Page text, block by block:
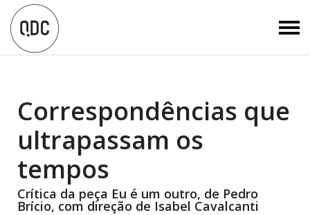
Correspondências que
ultrapassam os
tempos
Crítica da peça Eu é um outro, de Pedro
Brício, com direção de Isabel Cavalcanti